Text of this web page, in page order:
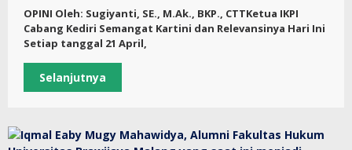
OPINI Oleh: Sugiyanti, SE., M.Ak., BKP., CTTKetua IKPI
Cabang Kediri Semangat Kartini dan Relevansinya Hari Ini
Setiap tanggal 21 April,
Selanjutnya